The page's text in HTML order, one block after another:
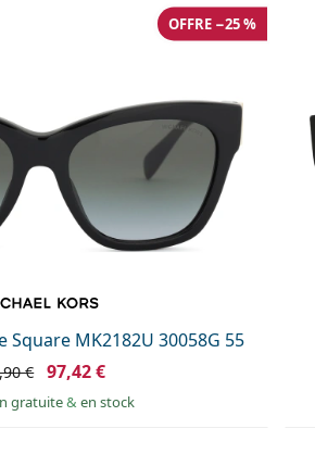
Square MK2182U 30058G 55
OFFRE −25 %
€ 97,42 €
gratuite& en stock